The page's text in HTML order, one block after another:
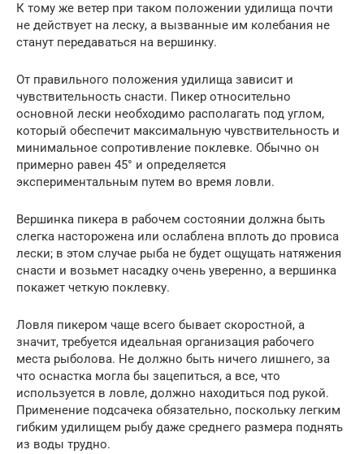
К тому же ветер при таком положении удилища почти
не действует на леску, а вызванные им колебания не
станут передаваться на вершинку.
От правильного положения удилища зависит и
чувствительность снасти. Пикер относительно
основной лески необходимо располагать под углом,
который обеспечит максимальную чувствительность и
минимальное сопротивление поклевке. Обычно он
примерно равен 45° и определяется
экспериментальным путем во время ловли.
Вершинка пикера в рабочем состоянии должна быть
слегка насторожена или ослаблена вплоть до провиса
лески; в этом случае рыба не будет ощущать натяжения
снасти и возьмет насадку очень уверенно, а вершинка
покажет четкую поклевку.
Ловля пикером чаще всего бывает скоростной, а
значит, требуется идеальная организация рабочего
места рыболова. Не должно быть ничего лишнего, за
что оснастка могла бы зацепиться, а все, что
используется в ловле, должно находиться под рукой.
Применение подсачека обязательно, поскольку легким
гибким удилищем рыбу даже среднего размера поднять
из воды трудно.